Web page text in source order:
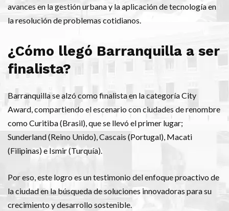
avances en la gestión urbana y la aplicación de tecnología en
la resolución de problemas cotidianos.
¿Cómo llegó Barranquilla a ser
finalista?
Barranquilla se alzó como finalista en la categoría City
Award, compartiendo el escenario con ciudades de renombre
como Curitiba (Brasil), que se llevó el primer lugar;
Sunderland (Reino Unido), Cascais (Portugal), Macati
(Filipinas) e Ismir (Turquía).
Por eso, este logro es un testimonio del enfoque proactivo de
la ciudad en la búsqueda de soluciones innovadoras para su
crecimiento y desarrollo sostenible.